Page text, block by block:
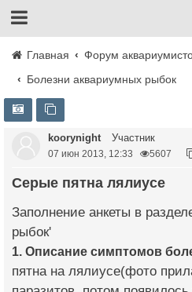
Главная
Форум
Болезни аквариумных рыбок
koorynight Участник
07 июн 2013, 12:33 5607
Серые пятна лялиусе
Заполнение анкеты в
рыбок'
1. Описание симптомов
пятна на лялиусе(фото